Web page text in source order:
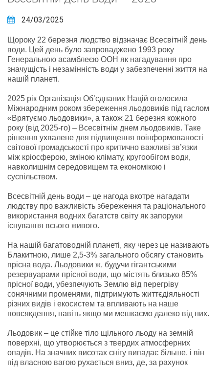
24/03/2025
Щороку 22 березня людство відзначає Всесвітній день
води. Цей день було запроваджено 1993 року
Генеральною асамблеєю ООН як нагадування про
значущість і незамінність води у забезпеченні життя на
нашій планеті.
2025 рік Організація Об’єднаних Націй оголосила
Міжнародним роком збереження льодовиків під гаслом
«Врятуємо льодовики», а також 21 березня кожного
року (від 2025-го) – Всесвітнім днем ​​льодовиків. Таке
рішення ухвалене для підвищення поінформованості
світової громадськості про критично важливі зв’язки
між кріосферою, зміною клімату, кругообігом води,
навколишнім середовищем та економікою і
суспільством.
Всесвітній день води – це нагода вкотре нагадати
людству про важливість збереження та раціонального
використання водних багатств світу як запоруки
існування всього живого.
На нашій багатоводній планеті, яку через це називають
Блакитною, лише 2,5-3% загального обсягу становить
прісна вода. Льодовики ж, будучи гігантськими
резервуарами прісної води, що містять близько 85%
прісної води, убезпечують Землю від перегріву
сонячними променями, підтримують життєдіяльності
різних видів і екосистем та впливають на наше
повсякдення, навіть якщо ми мешкаємо далеко від них.
Льодовик – це стійке тіло щільного льоду на земній
поверхні, що утворюється з твердих атмосферних
опадів. На значних висотах снігу випадає більше, і він
під власною вагою рухається вниз, де, за рахунок